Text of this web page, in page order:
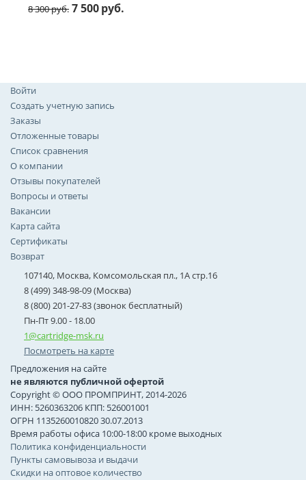
8 300руб. 7 500руб.
Войти
Создать учетную запись
Заказы
Отложенные товары
Список сравнения
О компании
Отзывы покупателей
Вопросы и ответы
Вакансии
Карта сайта
Сертификаты
Возврат
107140, Москва, Комсомольская пл., 1А стр.16
8 (499) 348-98-09 (Москва)
8 (800) 201-27-83 (звонок бесплатный)
Пн-Пт 9.00 - 18.00
1@cartridge-msk.ru
Посмотреть на карте
Предложения на сайте
не являются публичной офертой
Copyright © ООО ПРОМПРИНТ, 2014-2026
ИНН: 5260363206 КПП: 526001001
ОГРН 1135260010820 30.07.2013
Время работы офиса 10:00-18:00 кроме выходных
Политика конфиденциальности
Пункты самовывоза и выдачи
Скидки на оптовое количество